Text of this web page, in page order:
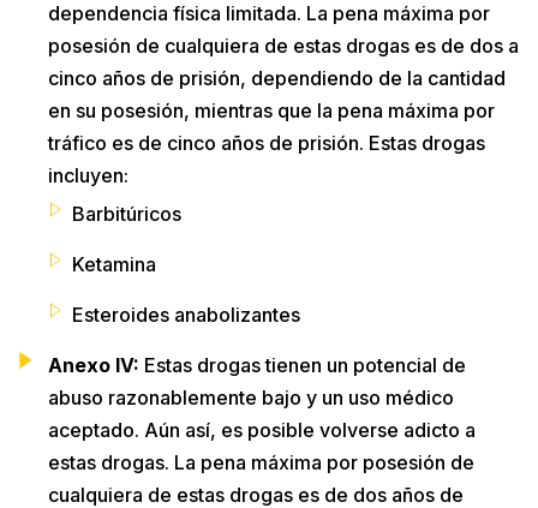
dependencia física limitada. La pena máxima por
posesión de cualquiera de estas drogas es de dos a
cinco años de prisión, dependiendo de la cantidad
en su posesión, mientras que la pena máxima por
tráfico es de cinco años de prisión. Estas drogas
incluyen:
Barbitúricos
Ketamina
Esteroides anabolizantes
Anexo IV: Estas drogas tienen un potencial de
abuso razonablemente bajo y un uso médico
aceptado. Aún así, es posible volverse adicto a
estas drogas. La pena máxima por posesión de
cualquiera de estas drogas es de dos años de